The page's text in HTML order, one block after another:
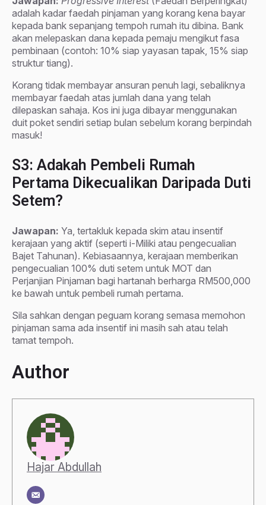
adalah kadar faedah pinjaman yang korang kena bayar
kepada bank sepanjang tempoh rumah itu dibina. Bank
akan melepaskan dana kepada pemaju mengikut fasa
pembinaan (contoh: 10% siap yayasan tapak, 15% siap
struktur tiang).
Korang tidak membayar ansuran penuh lagi, sebaliknya
membayar faedah atas jumlah dana yang telah
dilepaskan sahaja. Kos ini juga dibayar menggunakan
duit poket sendiri setiap bulan sebelum korang berpindah
masuk!
S3: Adakah Pembeli Rumah
Pertama Dikecualikan Daripada Duti
Setem?
Jawapan: Ya, tertakluk kepada skim atau insentif
kerajaan yang aktif (seperti i-Miliki atau pengecualian
Bajet Tahunan). Kebiasaannya, kerajaan memberikan
pengecualian 100% duti setem untuk MOT dan
Perjanjian Pinjaman bagi hartanah berharga RM500,000
ke bawah untuk pembeli rumah pertama.
Sila sahkan dengan peguam korang semasa memohon
pinjaman sama ada insentif ini masih sah atau telah
tamat tempoh.
Author
Hajar Abdullah